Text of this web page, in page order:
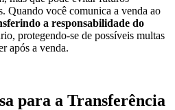
Quando você comunica a venda ao
a responsabilidade do
protegendo-se de possíveis multas
após a venda.
para a Transferência